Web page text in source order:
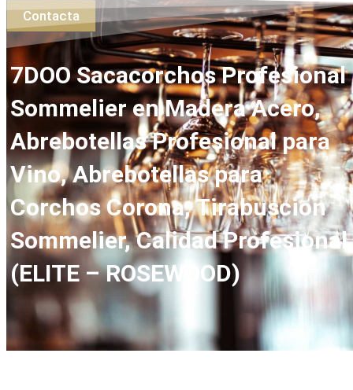
Contacta
7DOO Sacacorchos Profesional
Sommelier en Madera Acero,
Abrebotellas Profesional para
Vino, Abrebotellas para
Corchos Corona, Tirabuscion
Sommelier, Calidad Profesional,
(ELITE – ROSEWOOD)